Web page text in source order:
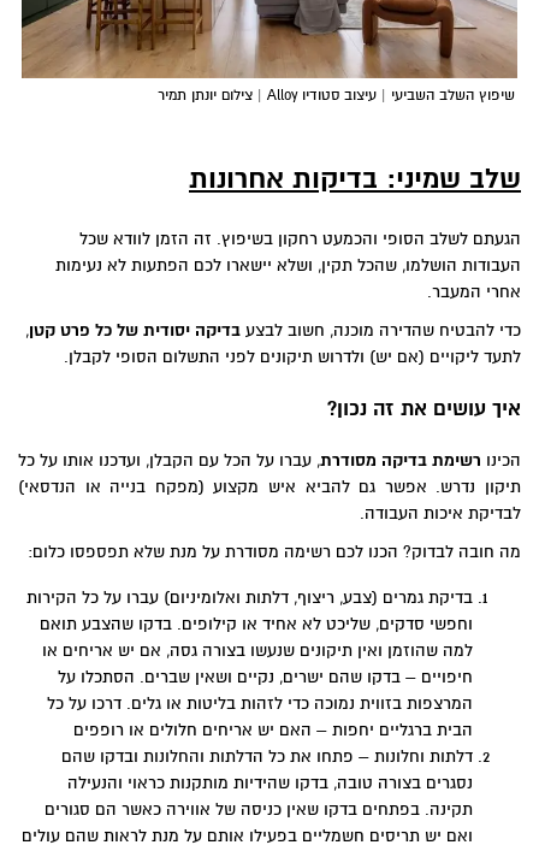
שיפוץ השלב השביעי | עיצוב סטודיו Alloy | צילום יונתן תמיר
שלב שמיני: בדיקות אחרונות
הגעתם לשלב הסופי והכמעט רחקון בשיפוץ. זה הזמן לוודא שכל
העבודות הושלמו, שהכל תקין, ושלא יישארו לכם הפתעות לא נעימות
אחרי המעבר.
כדי להבטיח שהדירה מוכנה, חשוב לבצע בדיקה יסודית של כל פרט קטן,
לתעד ליקויים (אם יש) ולדרוש תיקונים לפני התשלום הסופי לקבלן.
איך עושים את זה נכון?
הכינו רשימת בדיקה מסודרת, עברו על הכל עם הקבלן, ועדכנו אותו על כל
תיקון נדרש. אפשר גם להביא איש מקצוע (מפקח בנייה או הנדסאי)
לבדיקת איכות העבודה.
מה חובה לבדוק? הכנו לכם רשימה מסודרת על מנת שלא תפספסו כלום:
בדיקת גמרים (צבע, ריצוף, דלתות ואלומיניום) עברו על כל הקירות
וחפשי סדקים, שליכט לא אחיד או קילופים. בדקו שהצבע תואם
למה שהוזמן ואין תיקונים שנעשו בצורה גסה, אם יש אריחים או
חיפויים – בדקו שהם ישרים, נקיים ושאין שברים. הסתכלו על
המרצפות בזווית נמוכה כדי לזהות בליטות או גלים. דרכו על כל
הבית ברגליים יחפות – האם יש אריחים חלולים או רופפים
דלתות וחלונות – פתחו את כל הדלתות והחלונות ובדקו שהם
נסגרים בצורה טובה, בדקו שהידיות מותקנות כראוי והנעילה
תקינה. בפתחים בדקו שאין כניסה של אווירה כאשר הם סגורים
ואם יש תריסים חשמליים בפעילו אותם על מנת לראות שהם עולים